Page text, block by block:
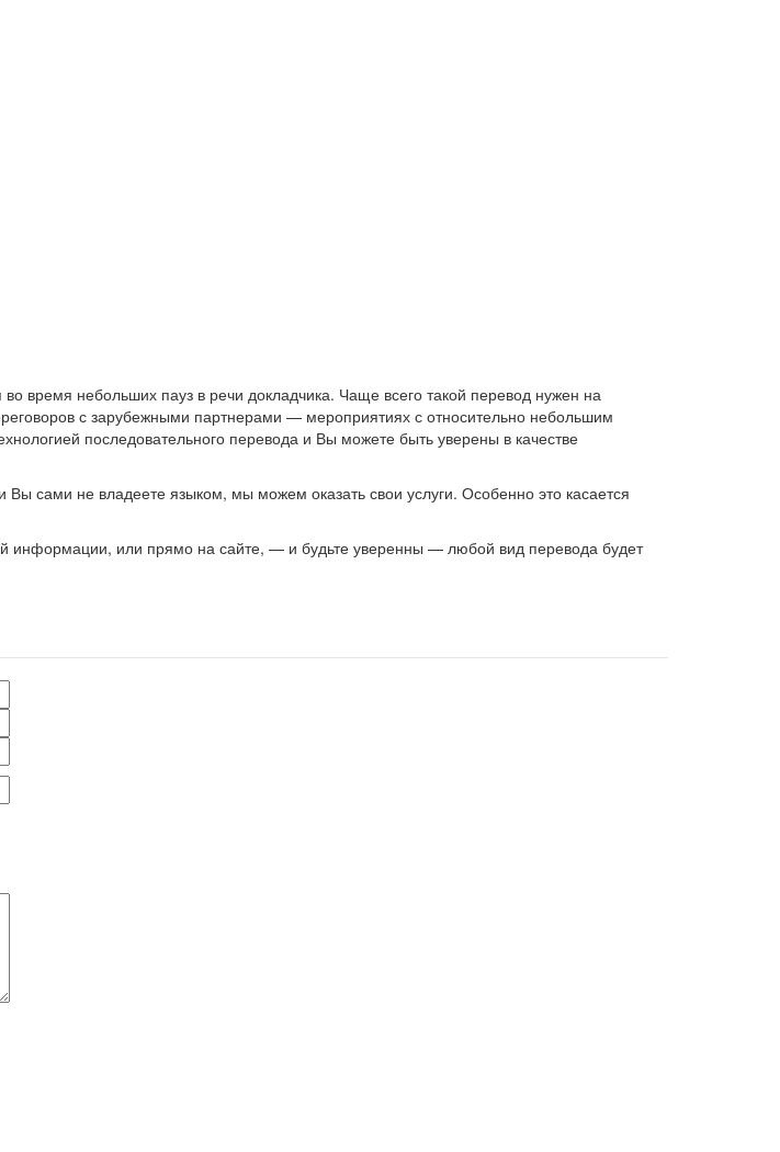
время небольших пауз в речи докладчика. Чаще всего такой перевод нужен на
с зарубежными партнерами — мероприятиях с относительно небольшим
последовательного перевода и Вы можете быть уверены в качестве
Вы сами не владеете языком, мы можем оказать свои услуги. Особенно это касается
информации, или прямо на сайте, — и будьте уверенны — любой вид перевода будет